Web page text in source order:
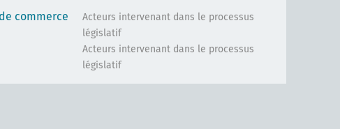
commerce
Acteurs intervenant dans le processus
législatif
Acteurs intervenant dans le processus
législatif